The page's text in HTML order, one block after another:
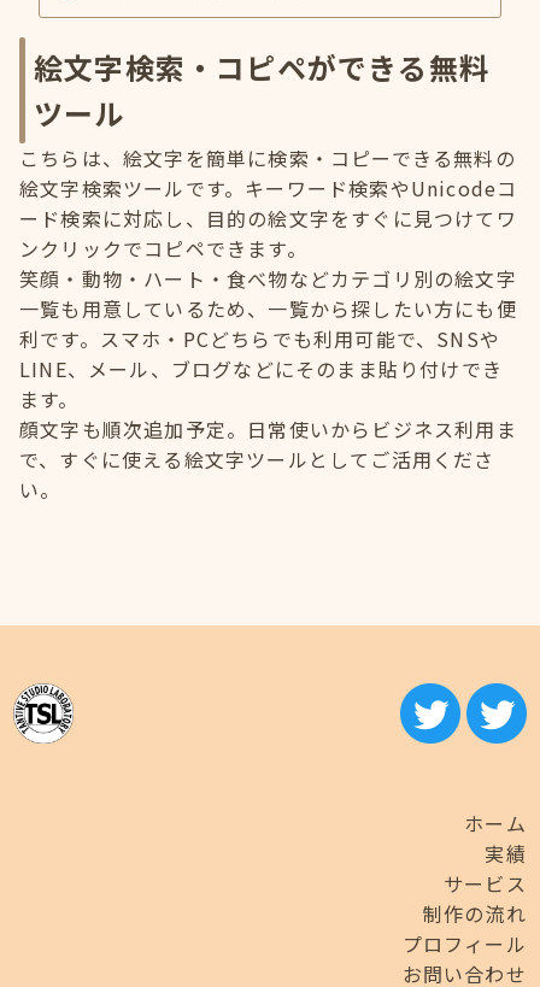
絵文字検索・コピペができる無料
ツール
こちらは、絵文字を簡単に検索・コピーできる無料の
絵文字検索ツールです。キーワード検索やUnicodeコ
ード検索に対応し、目的の絵文字をすぐに見つけてワ
ンクリックでコピペできます。
笑顔・動物・ハート・食べ物などカテゴリ別の絵文字
一覧も用意しているため、一覧から探したい方にも便
利です。スマホ・PCどちらでも利用可能で、SNSや
LINE、メール、ブログなどにそのまま貼り付けでき
ます。
顔文字も順次追加予定。日常使いからビジネス利用ま
で、すぐに使える絵文字ツールとしてご活用くださ
い。
ホーム
実績
サービス
制作の流れ
プロフィール
お問い合わせ